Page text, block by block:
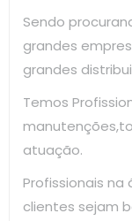
Sendo
grandes
grandes
Temos
atuação.
Profissionais
clientes sejam